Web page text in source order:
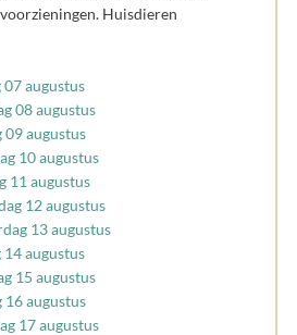
Huisdieren
augustus
08 augustus
09 augustus
10 augustus
11 augustus
12 augustus
13 augustus
augustus
15 augustus
16 augustus
17 augustus